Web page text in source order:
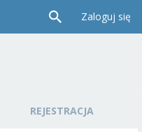
Zaloguj się
REJESTRACJA